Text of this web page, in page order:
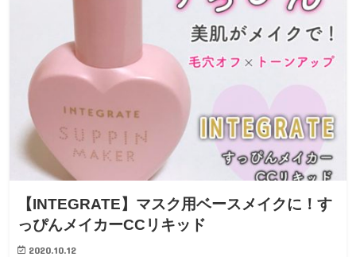
【INTEGRATE】マスク用ベースメイクに！す
っぴんメイカーCCリキッド
2020.10.12